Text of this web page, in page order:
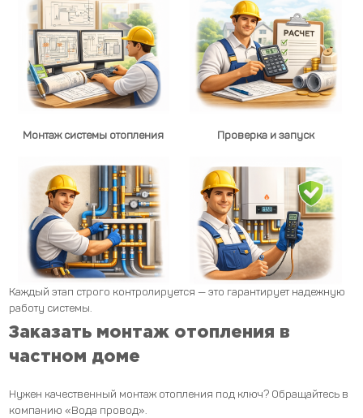
Монтаж системы отопления Проверка и запуск
Каждый этап строго контролируется — это гарантирует надежную
работу системы.
Заказать монтаж отопления в
частном доме
Нужен качественный монтаж отопления под ключ? Обращайтесь в
компанию «Вода провод».